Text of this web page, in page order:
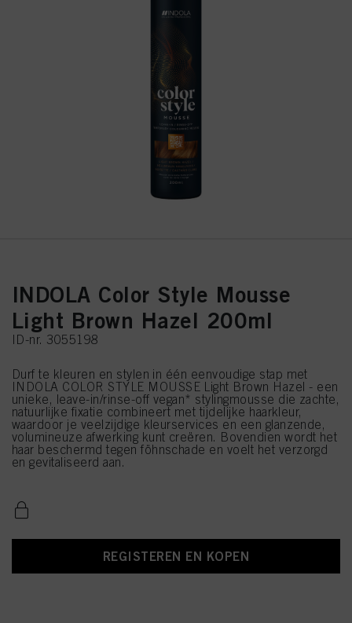
INDOLA Color Style Mousse
Light Brown Hazel 200ml
ID-nr. 3055198
Durf te kleuren en stylen in één eenvoudige stap met
INDOLA COLOR STYLE MOUSSE Light Brown Hazel - een
unieke, leave-in/rinse-off vegan* stylingmousse die zachte,
natuurlijke fixatie combineert met tijdelijke haarkleur,
waardoor je veelzijdige kleurservices en een glanzende,
volumineuze afwerking kunt creëren. Bovendien wordt het
haar beschermd tegen föhnschade en voelt het verzorgd
en gevitaliseerd aan.
REGISTEREN EN KOPEN